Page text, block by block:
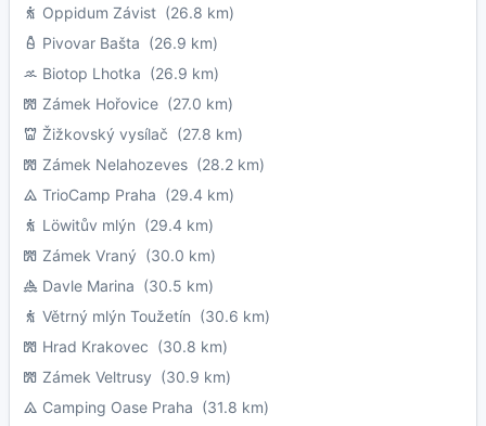
Oppidum Závist (26.8 km)
Pivovar Bašta (26.9 km)
Biotop Lhotka (26.9 km)
Zámek Hořovice (27.0 km)
Žižkovský vysílač (27.8 km)
Zámek Nelahozeves (28.2 km)
TrioCamp Praha (29.4 km)
Löwitův mlýn (29.4 km)
Zámek Vraný (30.0 km)
Davle Marina (30.5 km)
Větrný mlýn Toužetín (30.6 km)
Hrad Krakovec (30.8 km)
Zámek Veltrusy (30.9 km)
Camping Oase Praha (31.8 km)